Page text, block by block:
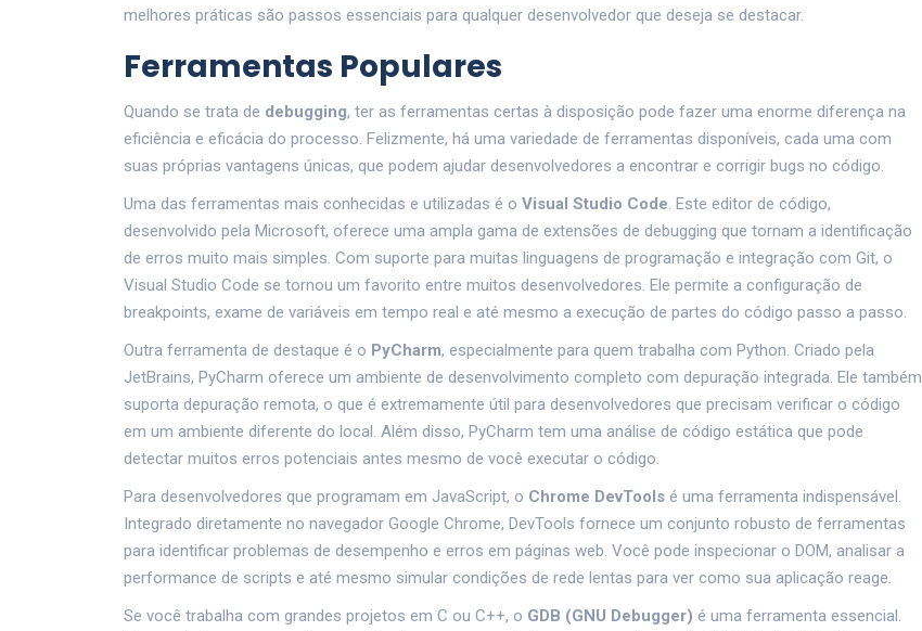
melhores práticas são passos essenciais para qualquer desenvolvedor que deseja se destacar.
Ferramentas Populares
Quando se trata de debugging, ter as ferramentas certas à disposição pode fazer uma enorme diferença na
eficiência e eficácia do processo. Felizmente, há uma variedade de ferramentas disponíveis, cada uma com
suas próprias vantagens únicas, que podem ajudar desenvolvedores a encontrar e corrigir bugs no código.
Uma das ferramentas mais conhecidas e utilizadas é o Visual Studio Code. Este editor de código,
desenvolvido pela Microsoft, oferece uma ampla gama de extensões de debugging que tornam a identificação
de erros muito mais simples. Com suporte para muitas linguagens de programação e integração com Git, o
Visual Studio Code se tornou um favorito entre muitos desenvolvedores. Ele permite a configuração de
breakpoints, exame de variáveis em tempo real e até mesmo a execução de partes do código passo a passo.
Outra ferramenta de destaque é o PyCharm, especialmente para quem trabalha com Python. Criado pela
JetBrains, PyCharm oferece um ambiente de desenvolvimento completo com depuração integrada. Ele também
suporta depuração remota, o que é extremamente útil para desenvolvedores que precisam verificar o código
em um ambiente diferente do local. Além disso, PyCharm tem uma análise de código estática que pode
detectar muitos erros potenciais antes mesmo de você executar o código.
Para desenvolvedores que programam em JavaScript, o Chrome DevTools é uma ferramenta indispensável.
Integrado diretamente no navegador Google Chrome, DevTools fornece um conjunto robusto de ferramentas
para identificar problemas de desempenho e erros em páginas web. Você pode inspecionar o DOM, analisar a
performance de scripts e até mesmo simular condições de rede lentas para ver como sua aplicação reage.
Se você trabalha com grandes projetos em C ou C++, o GDB (GNU Debugger) é uma ferramenta essencial.